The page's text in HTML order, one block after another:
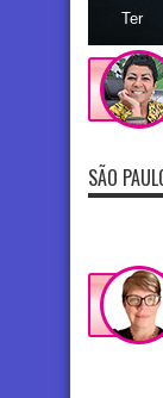
Ter
SÃO